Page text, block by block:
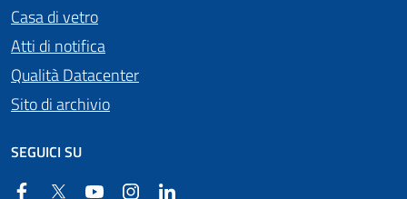
Casa di vetro
Atti di notifica
Qualità Datacenter
Sito di archivio
SEGUICI SU
FacebookTwitter YouTube Instagram